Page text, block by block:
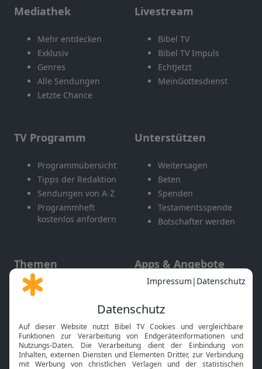
Mediathek
Mehr entdecken
Exklusiv
Genres
Alle Sendungen
Letzte Chance
Livestream
Bibel TV
Bibel TV Impuls
EchtJetzt
MeinGottesdienst
TV Programm
Programmübersicht
Tipps der Redaktion
Sendungen von A-Z
Programmheft
kostenlos anfordern
Unterstützen
Weitersagen
Beten
Spenden
Testamentsspende
Botschafter werden
Themen
Gott und Bibel erklärt
Neuigkeiten
Apps & Angebote
Mobile App
Smart TV
HbbTV
Bibelthek Online-Bibel